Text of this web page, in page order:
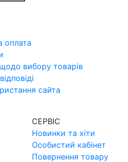
оплата
вибору товарiв
сайта
СЕРВIС
Новинки та хiти
Особистий кабінет
Повернення товару